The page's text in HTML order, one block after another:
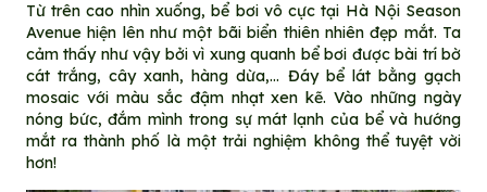
Từ trên cao nhìn xuống, bể bơi vô cực tại Hà Nội Season
Avenue hiện lên như một bãi biển thiên nhiên đẹp mắt. Ta
cảm thấy như vậy bởi vì xung quanh bể bơi được bài trí bờ
cát trắng, cây xanh, hàng dừa,… Đáy bể lát bằng gạch
mosaic với màu sắc đậm nhạt xen kẽ. Vào những ngày
nóng bức, đắm mình trong sự mát lạnh của bể và hướng
mắt ra thành phố là một trải nghiệm không thể tuyệt vời
hơn!